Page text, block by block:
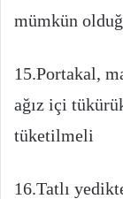
mümkün
15.Portakal,
ağız içi
tüketilmeli
16.Tatlı